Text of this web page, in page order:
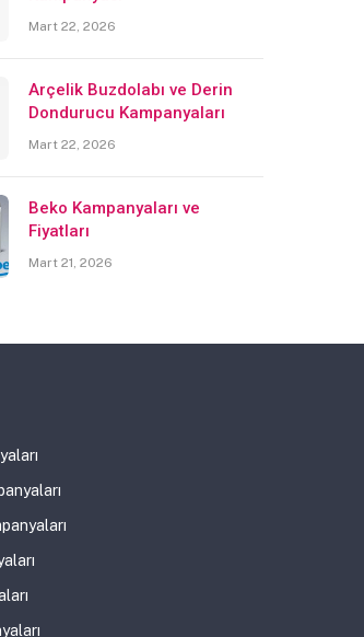
Mart 22, 2026
Arçelik Buzdolabı ve Derin
Dondurucu Kampanyaları
Mart 22, 2026
Beko Kampanyaları ve
Fiyatları
Mart 21, 2026